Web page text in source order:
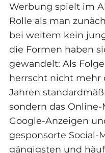
Werbung spielt im
Rolle als man
bei weitem kein
die Formen haben
gewandelt: Als
herrscht nicht mehr
Jahren
sondern das
Google-Anzeigen
gesponsorte Social-
gängigsten und